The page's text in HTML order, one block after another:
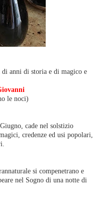
anni di storia e di magico e
le noci)
cade nel solstizio
credenze ed usi popolari,
si compenetrano e
nel Sogno di una notte di